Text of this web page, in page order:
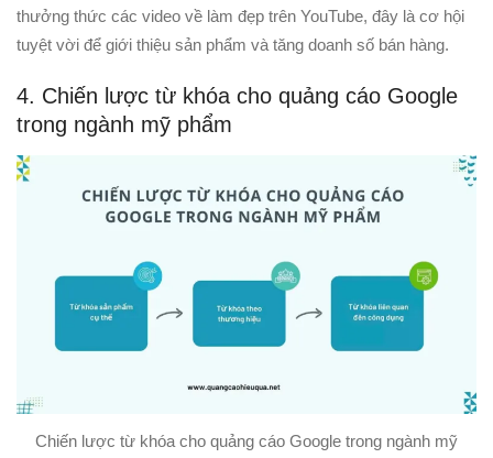
thưởng thức các video về làm đẹp trên YouTube, đây là cơ hội
tuyệt vời để giới thiệu sản phẩm và tăng doanh số bán hàng.
4. Chiến lược từ khóa cho quảng cáo Google
trong ngành mỹ phẩm
Chiến lược từ khóa cho quảng cáo Google trong ngành mỹ